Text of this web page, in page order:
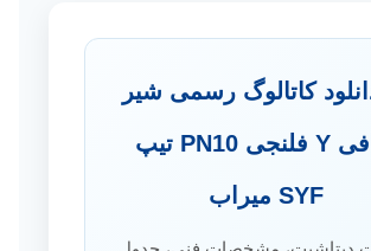
کاتالوگ رسمی شیر
صافی Y فلنجی PN10 تیپ
SYF میراب